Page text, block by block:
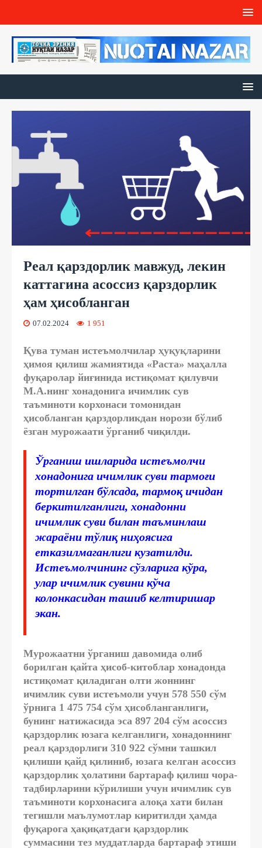
Реал қарздорлик мавжуд, лекин
каттагина асоссиз қарздорлик
ҳам ҳисобланган
07.02.2024 1 951
Қува туман истеъмолчилар ҳуқуқларини
ҳимоя қилиш жамиятида «Раста» маҳалла
фуқаролар йиғинида истиқомат қилувчи
М.А.нинг хонадонига ичимлик сув
таъминоти корхонаси томонидан
ҳисобланган қарздорликдан норози бўлиб
ёзган мурожаати ўрганиб чиқилди.
Ўрганиш ишларида истеъмолчи
хонадонига ичимлик суви тармоғи
тортилган бўлсада, тармоқ ичидан
беркитилганлиги, хонадонни
ичимлик суви билан таъминлаш
жараёни тўлиқ ниҳоясига
етказилмаганлиги кузатилди.
Истеъмолчининг сўзларига кўра,
улар ичимлик сувини кўча
колонкасидан ташиб келтиришар
экан.
Мурожаатни ўрганиш давомида олиб
борилган қайта ҳисоб-китоблар хонадонда
истиқомат қиладиган олти жоннинг
ичимлик суви истеъмоли учун 578 550 сўм
ўрнига 1 475 754 сўм ҳисобланганлиги,
бунинг натижасида эса 897 204 сўм асоссиз
қарздорлик юзага келганлиги, хонадоннинг
реал қарздорлиги 310 922 сўмни ташкил
қилиши қайд қилиниб, юзага келган асоссиз
қарздорлик ҳолатини бартараф қилиш чора-
тадбирларини кўрилиши учун ичимлик сув
таъминоти корхонасига алоқа хати билан
тегишли маълумотлар киритилди ҳамда
фуқарога ҳақиқатдаги қарздорлик
суммасини тез муддатларда бартараф этиши